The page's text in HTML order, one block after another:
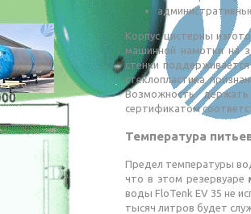
Корпус цистерны
машинной намотки на
стенки
стеклопластика
Возможность
сертификатом
Температура
Предел температуры
что в этом резервуаре
воды FloTenk EV 35 не
тысяч литров будет